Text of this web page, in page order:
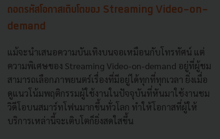
ถอดรหัสโอกาสเติบโตของ Streaming Video-on-
demand
แม้จะนำเสนอความบันเทิงบนจอเหมือนกับโทรทัศน์ แต่
ความพิเศษของ Streaming Video-on-demand อยู่ที่ผู้ชม
สามารถเลือกภาพยนตร์เรื่องที่มีอยู่ได้ทุกที่ทุกเวลา ยิ่งเมื่อ
ดูแนวโน้มพฤติกรรมผู้ใช้งานในปัจจุบันที่หันมาใช้งานชม
วิดีโอบนสมาร์ทโฟนมากขึ้นทั่วโลก ทำให้โอกาสที่ผู้ให้
บริการเหล่านี้จะเติบโตก็ยิ่งสดใสขึ้น